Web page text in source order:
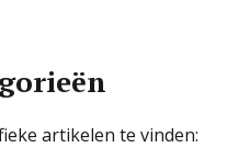
artikelen te vinden: